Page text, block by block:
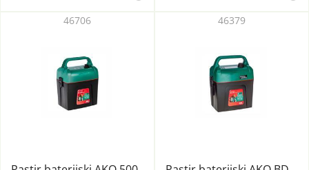
46706 46379